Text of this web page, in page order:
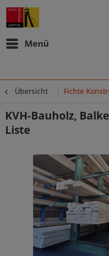
Menü
Übersicht Fichte
KVH-Bauholz,
Liste